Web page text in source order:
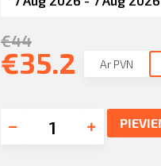
€44
€35.2 Ar PVN